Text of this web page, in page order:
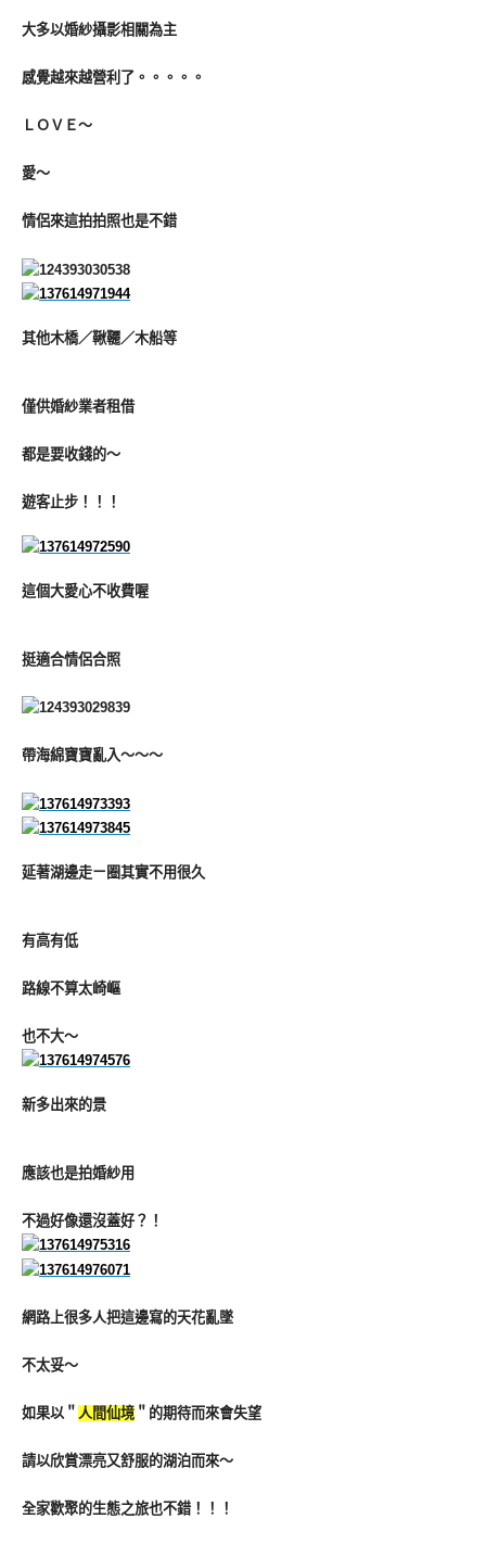
大多以婚紗攝影相關為主
感覺越來越營利了。。。。。
ＬＯＶＥ～
愛～
情侶來這拍拍照也是不錯
其他木橋／鞦韆／木船等
僅供婚紗業者租借
都是要收錢的～
遊客止步！！！
這個大愛心不收費喔
挺適合情侶合照
帶海綿寶寶亂入～～～
延著湖邊走ㄧ圈其實不用很久
有高有低
路線不算太崎嶇
也不大～
新多出來的景
應該也是拍婚紗用
不過好像還沒蓋好？！
網路上很多人把這邊寫的天花亂墜
不太妥～
如果以＂ 人間仙境 ＂的期待而來會失望
請以欣賞漂亮又舒服的湖泊而來～
全家歡聚的生態之旅也不錯！！！